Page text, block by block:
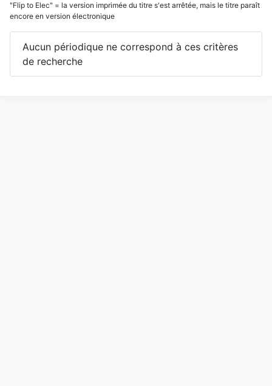
"Flip to Elec" = la version imprimée du titre s'est arrêtée, mais le titre paraît
encore en version électronique
Aucun périodique ne correspond à ces critères
de recherche